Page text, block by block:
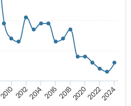
2010 2012201420162018202020222024